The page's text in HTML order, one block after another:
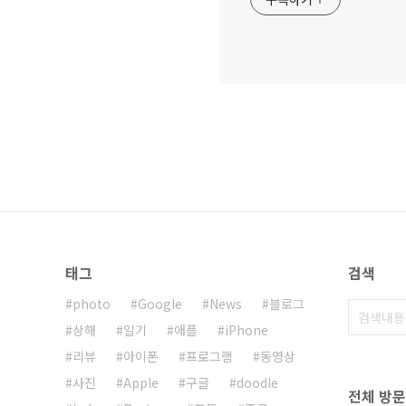
태그
photo Google News
블로그
상해
일기 애플
iPhone
리뷰
아이폰 프로그램
동영상
사진
Apple 구글
doodle
검색
전체 방